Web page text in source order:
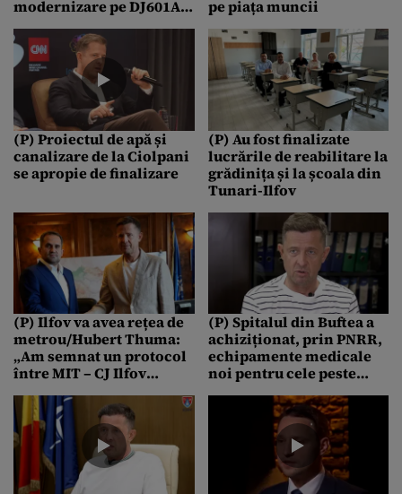
modernizare pe DJ601A
Chiajna”
pe piața muncii
(P) Proiectul de apă și
canalizare de la Ciolpani
se apropie de finalizare
(P) Au fost finalizate
lucrările de reabilitare la
grădinița și la școala din
Tunari-Ilfov
(P) Ilfov va avea rețea de
metrou/Hubert Thuma:
„Am semnat un protocol
între MIT – CJ Ilfov
metrou Bragadiru –
Voluntari”
(P) Spitalul din Buftea a
achiziționat, prin PNRR,
echipamente medicale
noi pentru cele peste
care le deservește